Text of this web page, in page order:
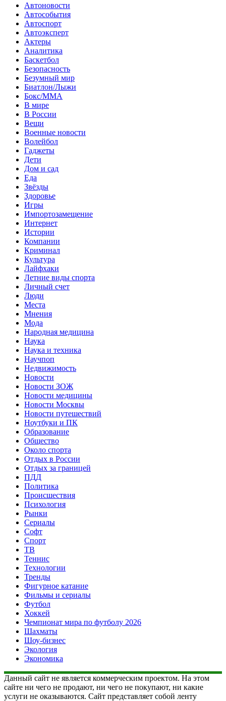
Автоновости
Автособытия
Автоспорт
Автоэксперт
Актеры
Аналитика
Баскетбол
Безопасность
Безумный мир
Биатлон/Лыжи
Бокс/MMA
В мире
В России
Вещи
Военные новости
Волейбол
Гаджеты
Дети
Дом и сад
Еда
Звёзды
Здоровье
Игры
Импортозамещение
Интернет
Истории
Компании
Криминал
Культура
Лайфхаки
Летние виды спорта
Личный счет
Люди
Места
Мнения
Мода
Народная медицина
Наука
Наука и техника
Научпоп
Недвижимость
Новости
Новости ЗОЖ
Новости медицины
Новости Москвы
Новости путешествий
Ноутбуки и ПК
Образование
Общество
Около спорта
Отдых в России
Отдых за границей
ПДД
Политика
Происшествия
Психология
Рынки
Сериалы
Софт
Спорт
ТВ
Теннис
Технологии
Тренды
Фигурное катание
Фильмы и сериалы
Футбол
Хоккей
Чемпионат мира по футболу 2026
Шахматы
Шоу-бизнес
Экология
Экономика
Данный сайт не является коммерческим проектом. На этом
сайте ни чего не продают, ни чего не покупают, ни какие
услуги не оказываются. Сайт представляет собой ленту